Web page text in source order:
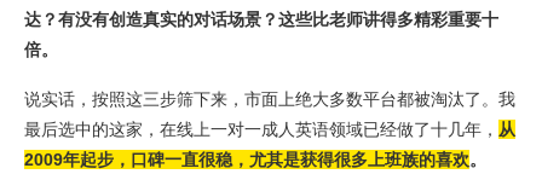
达？有没有创造真实的对话场景？这些比老师讲得多精彩重要十
倍。
说实话，按照这三步筛下来，市面上绝大多数平台都被淘汰了。我
最后选中的这家，在线上一对一成人英语领域已经做了十几年， 从
2009年起步，口碑一直很稳，尤其是获得很多上班族的喜欢。